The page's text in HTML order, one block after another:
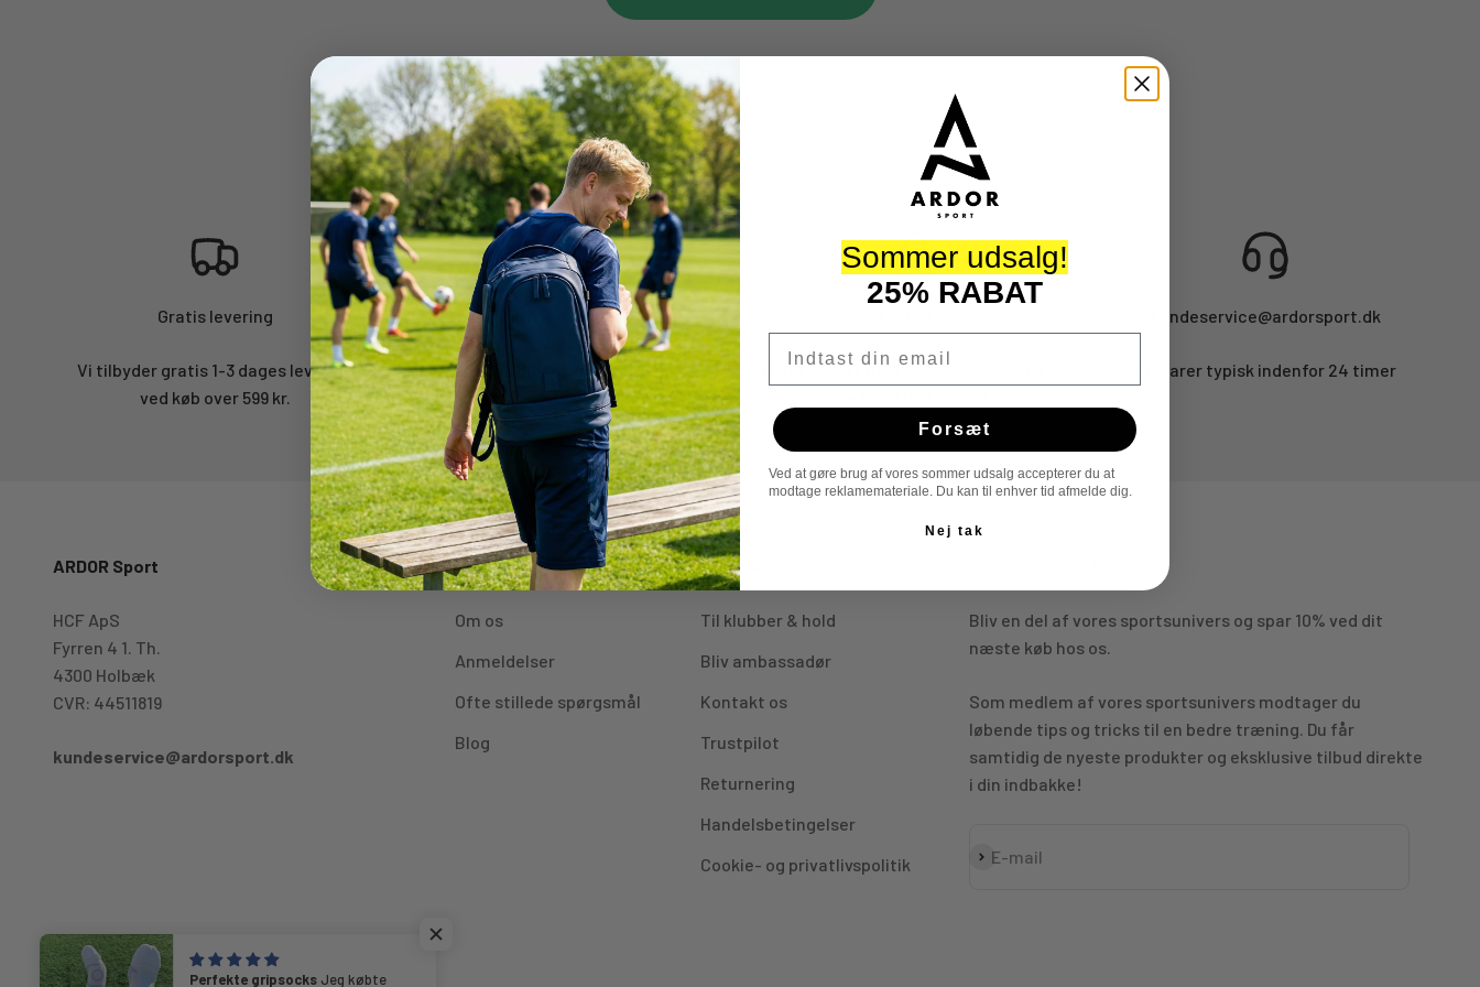
Gratis levering
Vi tilbyder gratis 1-3 dages levering
ved køb over 599 kr.
Tilfredse kunder
Vi samler på glade og tilfredse kunder
Betal sikkert med MobilePay, Apple Pay,
kundeservice@ardorsport.dk
Vi svarer typisk indenfor 24 timer
ARDOR Sport
HCF ApS
Fyrren 4 1. Th.
4300 Holbæk
CVR: 44511819
kundeservice@ardorsport.dk
Om Ardor Sport
Om os
Anmeldelser
Ofte stillede spørgsmål
Blog
Information
Til klubber & hold
Bliv ambassadør
Kontakt os
Trustpilot
Returnering
Handelsbetingelser
Cookie- og privatlivspolitik
Bliv en del af vores sportsunivers og spar 10% ved dit
næste køb hos os.
Som medlem af vores sportsunivers modtager du
løbende tips og tricks til en bedre træning. Du får
samtidig de nyeste produkter og eksklusive tilbud direkte
i din indbakke!
E-mail
Abonnér
Perfekte gripsocksJeg købte
Sommer udsalg!
25% RABAT
Forsæt
Ved at gøre brug af vores sommer udsalg accepterer du at
modtage reklamemateriale. Du kan til enhver tid afmelde dig.
Nej tak